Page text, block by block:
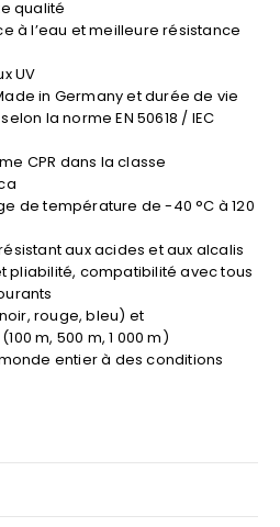
qualité
à l’eau et meilleure résistance
UV
in Germany et durée de vie
la norme EN 50618 / IEC
CPR dans la classe
de température de -40 °C à 120
aux acides et aux alcalis
pliabilité, compatibilité avec tous
rouge, bleu) et
m, 500 m, 1 000 m)
entier à des conditions